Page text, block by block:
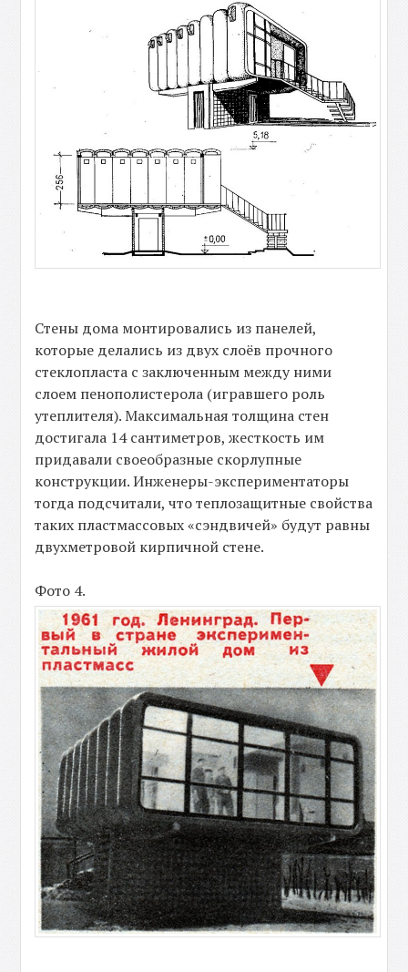
Стены дома монтировались из панелей,
которые делались из двух слоёв прочного
стеклопласта с заключенным между ними
слоем пенополистерола (игравшего роль
утеплителя). Максимальная толщина стен
достигала 14 сантиметров, жесткость им
придавали своеобразные скорлупные
конструкции. Инженеры-экспериментаторы
тогда подсчитали, что теплозащитные свойства
таких пластмассовых «сэндвичей» будут равны
двухметровой кирпичной стене.
Фото 4.